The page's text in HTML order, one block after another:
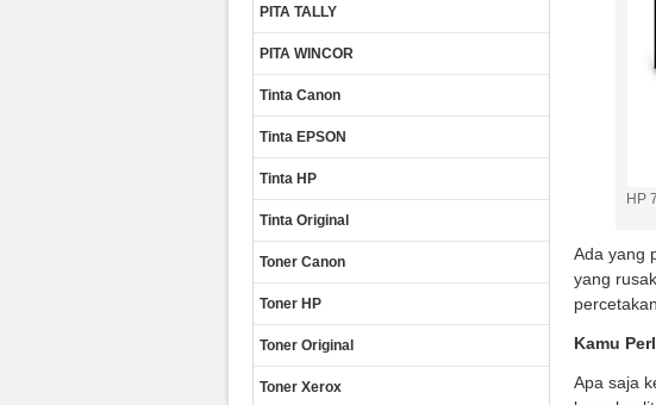
HP
Ada yang
yang
Kamu
Apa saja
PITA TALLY
PITA WINCOR
Tinta Canon
Tinta EPSON
Tinta HP
Tinta Original
Toner Canon
Toner HP
Toner Original
Toner Xerox